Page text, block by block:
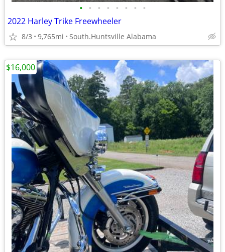
• • • • • • • •
2022 Harley Trike Freewheeler
8/3 9,765mi South.Huntsville Alabama
$16,000